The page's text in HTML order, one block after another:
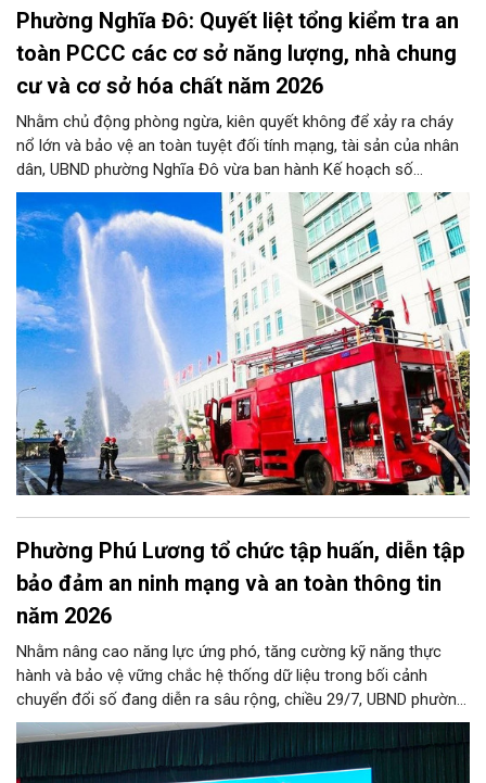
Phường Nghĩa Đô: Quyết liệt tổng kiểm tra an
toàn PCCC các cơ sở năng lượng, nhà chung
cư và cơ sở hóa chất năm 2026
Nhằm chủ động phòng ngừa, kiên quyết không để xảy ra cháy
nổ lớn và bảo vệ an toàn tuyệt đối tính mạng, tài sản của nhân
dân, UBND phường Nghĩa Đô vừa ban hành Kế hoạch số
276/KH-UBND. Theo đó, từ nay đến trước ngày 25/11/2026,
phường Nghĩa Đô sẽ ra quân kiểm tra định kỳ và đột xuất đối
với 100% cơ sở năng lượng, nhà chung cư (bao gồm nhà tập
thể, nhà đa năng/hỗn hợp) và cơ sở hóa chất trên toàn địa bàn,
đặc biệt dứt điểm kiểm tra toàn bộ các cơ sở nhà chung cư.
Phường Phú Lương tổ chức tập huấn, diễn tập
bảo đảm an ninh mạng và an toàn thông tin
năm 2026
Nhằm nâng cao năng lực ứng phó, tăng cường kỹ năng thực
hành và bảo vệ vững chắc hệ thống dữ liệu trong bối cảnh
chuyển đổi số đang diễn ra sâu rộng, chiều 29/7, UBND phường
Phú Lương đã tổ chức thành công Hội nghị tập huấn và diễn
tập công tác bảo đảm an ninh mạng, an ninh dữ liệu năm 2026.
Chương trình được thiết kế bài bản, hướng tới đối tượng là toàn